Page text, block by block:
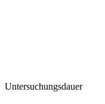
Untersuchungsdauer